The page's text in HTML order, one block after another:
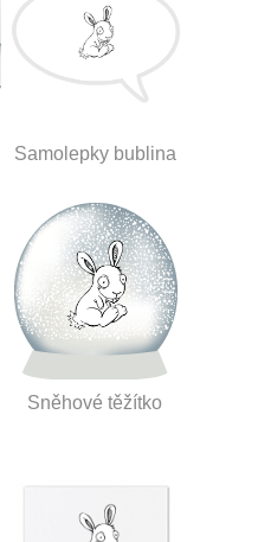
Samolepky bublina
Sněhové těžítko